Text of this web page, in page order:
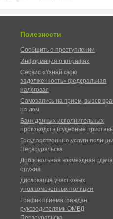
Полезности
Сообщить о преступлении
Информация о штрафах
Сервис «Узнай свою
задолженность» федеральная
налоговая
Самозапись на прием, вызов
на дом
Банк данных исполнительных
производств (судебные
Государственные услуги
Первоуральска
Добровольная возмездная сдача
оружия
дислокация участковых
уполномоченных полиции
График приема граждан
руководителями ОМВД
Первоуральска